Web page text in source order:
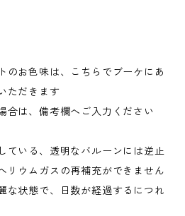
お色味は、こちらでブーケにあ
ただきます
合は、備考欄へご入力ください
いる、透明なバルーンには逆止
リウムガスの再補充ができません
な状態で、日数が経過するにつれ